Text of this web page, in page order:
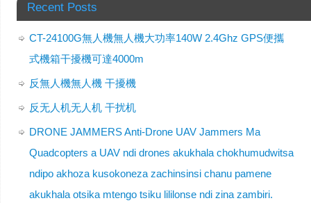
Recent Posts
CT-24100G無人機無人機大功率140W 2.4Ghz GPS便攜
式機箱干擾機可達4000m
反無人機無人機 干擾機
反无人机无人机 干扰机
DRONE JAMMERS Anti-Drone UAV Jammers Ma
Quadcopters a UAV ndi drones akukhala chokhumudwitsa
ndipo akhoza kusokoneza zachinsinsi chanu pamene
akukhala otsika mtengo tsiku lililonse ndi zina zambiri.